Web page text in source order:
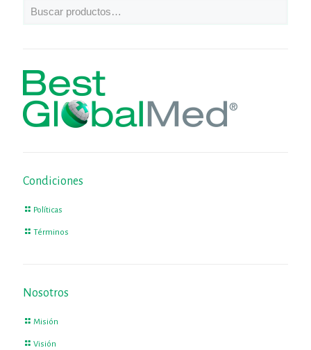
Condiciones
Políticas
Términos
Nosotros
Misión
Visión